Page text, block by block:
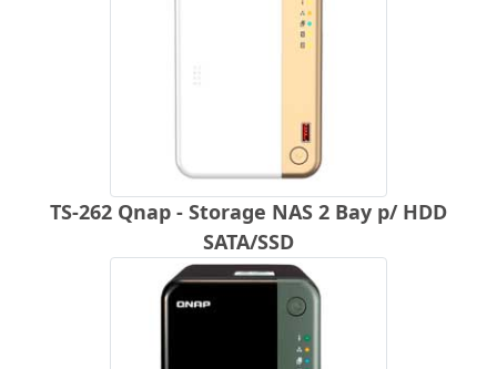
TS-262 Qnap - Storage NAS 2 Bay p/ HDD
SATA/SSD